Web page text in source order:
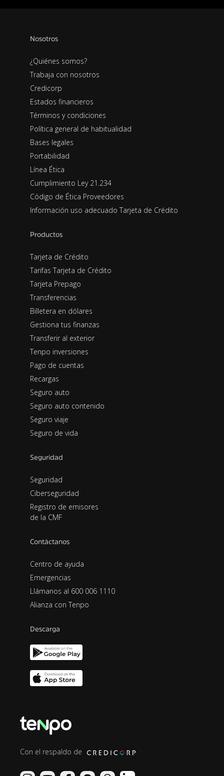
Nosotros
¿Quiénes somos?
Trabaja con nosotros
Credicorp
Estados financieros
Términos y condiciones
Política general de habitualidad
Bases legales
Portabilidad
Línea Ética
Cumplimiento Ley 21.234
Código de Ética Proveedores
Información uso adecuado Tarjeta de Crédito
Productos
Tarjeta de Crédito
Tarifas Tarjeta de Crédito
Tarjeta Prepago
Transferencias
Billetera en dólares
Gestiona tus finanzas
Transferir al exterior
Tenpo inversiones
Pago de cuentas
Recargas
Seguro auto
Seguro auto contenido
Seguro viaje
Seguro de vida
Seguridad
Seguridad
Ciberseguridad
Registro de emisores
de la CMF
Contáctanos
Centro de ayuda
Emergencias
Llámanos al 600 006 1110
Alianza con Tenpo
Descarga
Con el respaldo de